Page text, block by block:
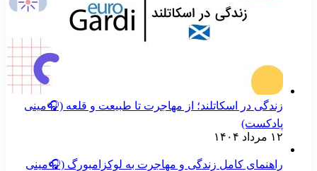
زندگی در اسکاتلند؛ از مهاجرت تا طبیعت و قلعه (🎧مینی
پادکست)
۱۲ مرداد ۱۴۰۴
راهنمای کامل زندگی و مهاجرت به لوکزامبورگ (🎧مینی